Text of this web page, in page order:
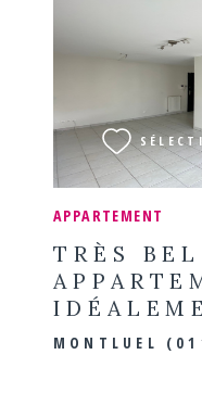
APPARTEMENT
TRÈS BEL
MONTLUEL